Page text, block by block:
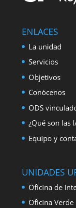
ENLACES
La unidad
Servicios
Objetivos
Conócenos
ODS
¿Qué son las
Equipo y
UNIDADES
Oficina de
Oficina Verde